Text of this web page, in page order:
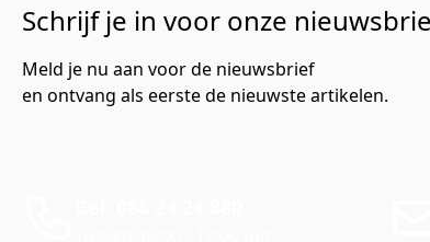
Schrijf je in voor onze
Meld je nu aan voor de nieuwsbrief
en ontvang als eerste de nieuwste artikelen.